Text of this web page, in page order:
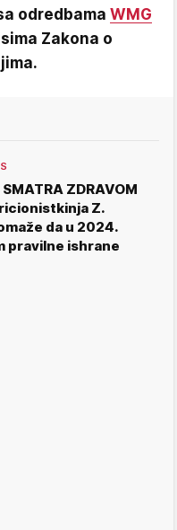
odredbama WMG
Zakona o
SMATRA ZDRAVOM
Z.
da u 2024.
pravilne ishrane